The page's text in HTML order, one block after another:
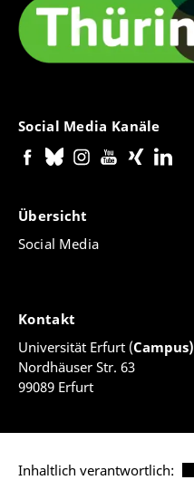
Social Media Kanäle
Übersicht
Social Media
Kontakt
Universität Erfurt (Campus)
Nordhäuser Str. 63
99089 Erfurt
Inhaltlich verantwortlich: